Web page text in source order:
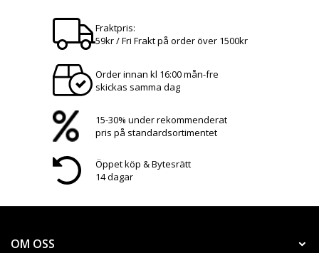
Fraktpris:
59kr / Fri Frakt på order över 1500kr
Order innan kl 16:00 mån-fre
skickas samma dag
15-30% under rekommenderat
pris på standardsortimentet
Öppet köp & Bytesrätt
14 dagar
OM OSS